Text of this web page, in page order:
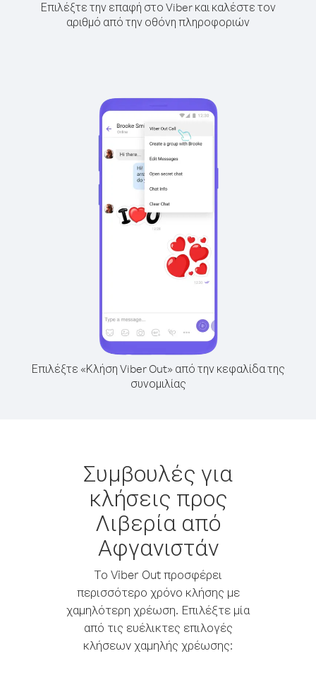
Επιλέξτε την επαφή στο Viber και καλέστε τον
αριθμό από την οθόνη πληροφοριών
Επιλέξτε «Κλήση Viber Out» από την κεφαλίδα της
συνομιλίας
Συμβουλές για
κλήσεις προς
Λιβερία από
Αφγανιστάν
Το Viber Out προσφέρει
περισσότερο χρόνο κλήσης με
χαμηλότερη χρέωση. Επιλέξτε μία
από τις ευέλικτες επιλογές
κλήσεων χαμηλής χρέωσης: